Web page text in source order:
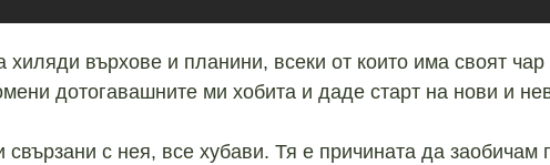
върхове и планини, всеки от които има своят
дотогавашните ми хобита и даде старт на нови и
с нея, все хубави. Тя е причината да заобичам